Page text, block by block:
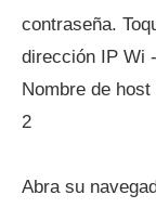
contraseña.
dirección IP Wi
Nombre de host
2
Abra su